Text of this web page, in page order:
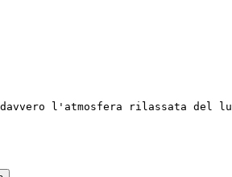
l'atmosfera rilassata del